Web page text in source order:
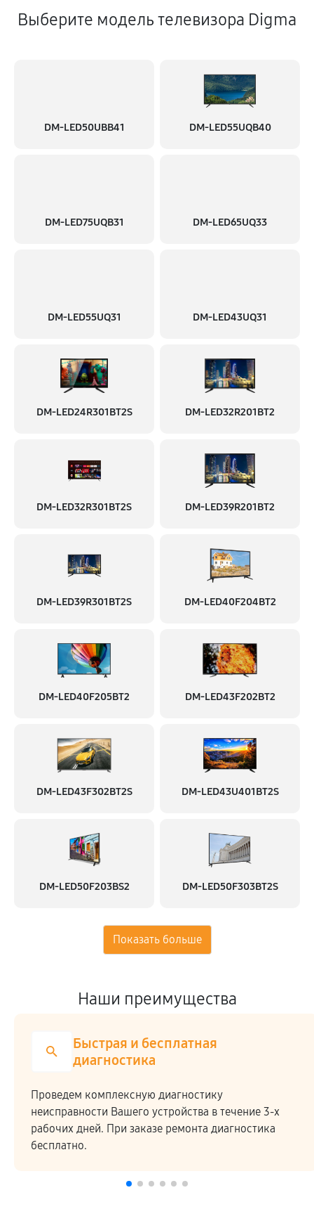
Выберите модель телевизора Digma
DM-LED50UBB41 DM-LED55UQB40
DM-LED75UQB31 DM-LED65UQ33
DM-LED55UQ31 DM-LED43UQ31
DM-LED24R301BT2S DM-LED32R201BT2
DM-LED32R301BT2S DM-LED39R201BT2
DM-LED39R301BT2S DM-LED40F204BT2
DM-LED40F205BT2 DM-LED43F202BT2
DM-LED43F302BT2S DM-LED43U401BT2S
DM-LED50F203BS2 DM-LED50F303BT2S
Наши преимущества
Быстрая и бесплатная
диагностика
Проведем комплексную диагностику
неисправности Вашего устройства в течение 3-х
рабочих дней. При заказе ремонта диагностика
бесплатно.